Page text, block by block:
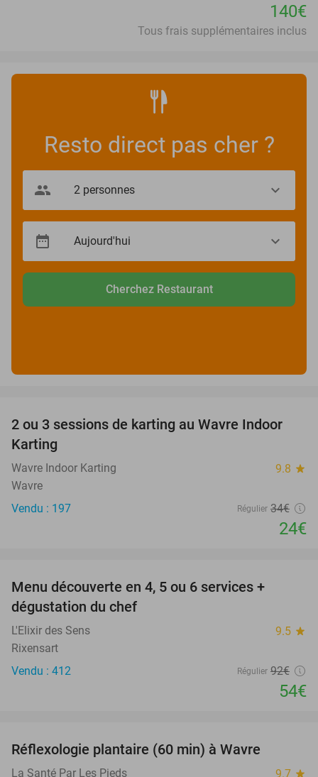
140€
Tous frais supplémentaires inclus
Resto direct pas cher ?
Cherchez Restaurant
29%
2 ou 3 sessions de karting au Wavre Indoor
Karting
Wavre Indoor Karting 9.8 star
Wavre
Vendu : 197
Régulier 34€
24€
Menu découverte en 4, 5 ou 6 services +
dégustation du chef
L'Elixir des Sens 9.5 star
Rixensart
Vendu : 412
Régulier 92€
54€
Réflexologie plantaire (60 min) à Wavre
La Santé Par Les Pieds 9.7 star